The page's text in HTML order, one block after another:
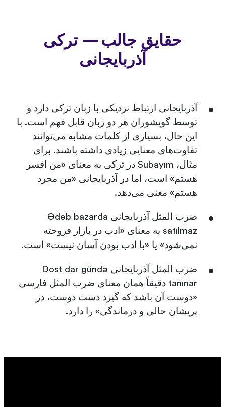
حقایق جالب — ترکی
آذربایجانی
آذربایجانی ارتباط نزدیکی با زبان ترکی دارد و
توسط گویشوران هر دو زبان قابل فهم است. با
این حال، بسیاری از کلمات مشابه می‌توانند
تفاوت‌های معنایی زیادی داشته باشند. برای
مثال، Subayım در ترکی به معنای «من افسر
هستم» است، اما در آذربایجانی «من مجرد
هستم» معنی می‌دهد.
ضرب المثل آذربایجانی Ədəb bazarda
satılmaz به معنای «ادب در بازار فروخته
نمی‌شود» یا «با ادب بودن آسان نیست» است.
ضرب المثل آذربایجانی Dost dar gündə
tanınar دقیقاً همان معنای ضرب المثل فارسی
«دوست آن باشد که گیرد دست دوست، در
پریشان حالی و درماندگی» را دارد.